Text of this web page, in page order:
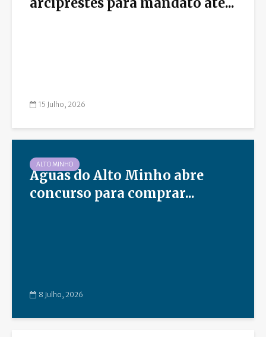
15 Julho, 2026
ALTO MINHO
Águas do Alto Minho abre
concurso para comprar...
8 Julho, 2026